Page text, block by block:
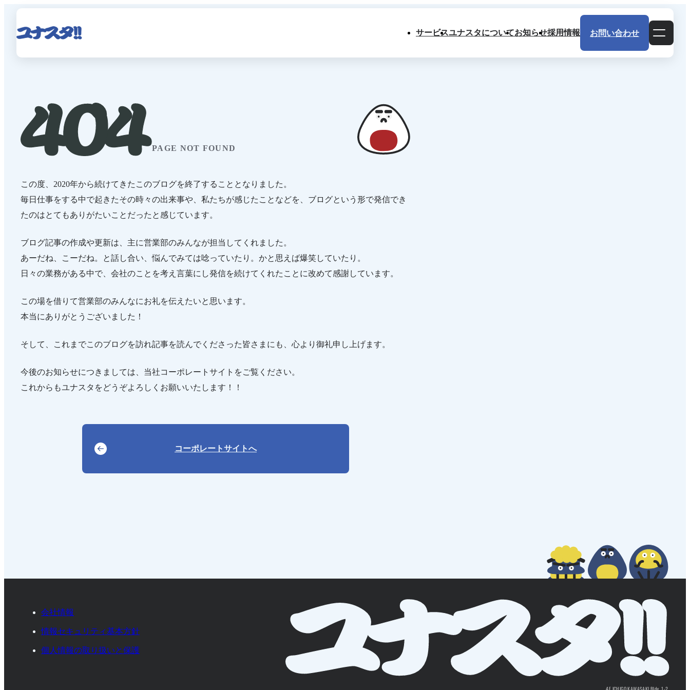
サービスユナスタについてお知らせ採用情報 お問い合わせ
PAGE NOT FOUND
この度、2020年から続けてきたこのブログを終了することとなりました。
毎日仕事をする中で起きたその時々の出来事や、私たちが感じたことなどを、ブログという形で発信でき
たのはとてもありがたいことだったと感じています。
ブログ記事の作成や更新は、主に営業部のみんなが担当してくれました。
あーだね、こーだね。と話し合い、悩んでみては唸っていたり。かと思えば爆笑していたり。
日々の業務がある中で、会社のことを考え言葉にし発信を続けてくれたことに改めて感謝しています。
この場を借りて営業部のみんなにお礼を伝えたいと思います。
本当にありがとうございました！
そして、これまでこのブログを訪れ記事を読んでくださった皆さまにも、心より御礼申し上げます。
今後のお知らせにつきましては、当社コーポレートサイトをご覧ください。
これからもユナスタをどうぞよろしくお願いいたします！！
コーポレートサイトへ
会社情報
情報セキュリティ基本方針
個人情報の取り扱いと保護